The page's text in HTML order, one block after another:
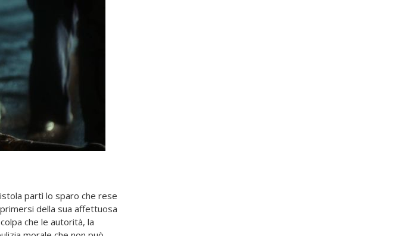
partì lo sparo che rese
della sua affettuosa
che le autorità, la